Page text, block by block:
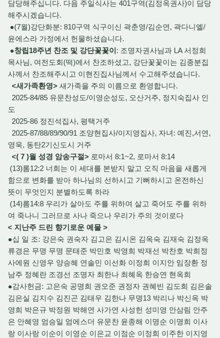
담당해주십니다. 다음 주일식사는 401구역(김정옥권사)이 담당
해주시겠습니다.
●(7월)강단화분: 810구역 식구이신 곽춘영/김순연, 곽다니엘/
윤에스라 가정에서 헌물하셨습니다.
●창립18주년 찬조 및 강단꽃꽃이: 조명자권사님과 LA 서정희
목사님, 여전도회(떡)에서 찬조하셨고, 강단꽃꽃이는 김종분집
사께서 찬조해주시고 이현진집사님께서 수고해주셨습니다.
<새가족환영> 새가족을 주의 이름으로 환영합니다.
2025-84/85 유문찬성도/이영순성도, 오산거주, 정지숙집사 인
도
2025-86 정진석집사, 평택거주
2025-87/88/89/90/91 조양현집사/이지영집사, 자녀: 예진,서연,
영욱, 동탄2기신도시 거주
<( 7 )월 성경 암송구절> 로마서 8:1~2, 로마서 8:14
(13)롬12:2 너희는 이 세대를 본받지 말고 오직 마음을 새롭게
함으로 변화를 받아 하나님의 선하시고 기뻐하시고 온전하신
뜻이 무엇인지 분별하도록 하라
(14)롬14:8 우리가 살아도 주를 위하여 살고 죽어도 주를 위하
여 죽나니 그러므로 사나 죽으나 우리가 주의 것이로다
< 지난주 드린 향기로운 예물 >
●십 일 조: 강은숙 권숙자 김고은 김시온 김옥숙 김재숙 김정옥
류경은 무명 무명 문태준 박민호 박영희 박재선 박찬호 박희정
사에원 신영우 양승혜 연솔민 이선화 이정희 이지안 임장환 정
남주 정혜란 조경선 조명자 최한나 최혜옥 한승연 현옥희
●감사헌금: 고은숙 공명희 권오준 권정자 권혜빈 김도희 김은솔
김은실 김지수 김진곤 김태우 김한나 무명13 박리나 박신옥 박
영희 박은규 박정원 박해연 사가연 사성헌 성미영 안삼림 안주
은 안혜영 엄승일 엄에스더 유문찬 윤종해 이명순 이명희 이사
랑 이사랑 이순이 이영순 이은교 이점순 이정희 이주한 이지영